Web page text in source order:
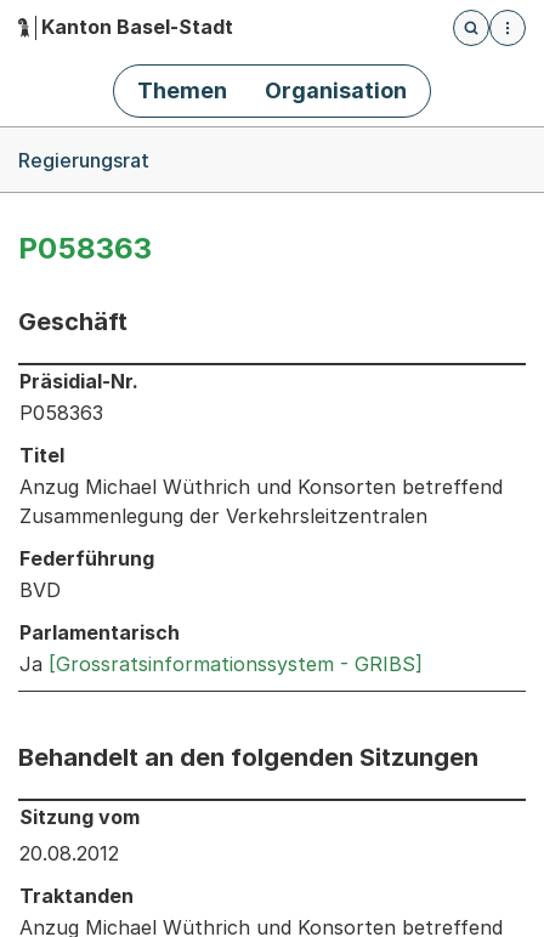
Hauptnavigation
Kanton Basel-Stadt
Öffnet
Themen Organisation
Regierungsrat
P058363
Geschäft
Informationen zum Ausgewählten Geschäft
Präsidial-Nr.
P058363
Titel
Anzug Michael Wüthrich und Konsorten betreffend
Zusammenlegung der Verkehrsleitzentralen
Federführung
BVD
Parlamentarisch
Ja [Grossratsinformationssystem - GRIBS]
Behandelt an den folgenden Sitzungen
Behandelt an den folgenden Sitzungen: Informationen
Sitzung vom
20.08.2012
Traktanden
Anzug Michael Wüthrich und Konsorten betreffend